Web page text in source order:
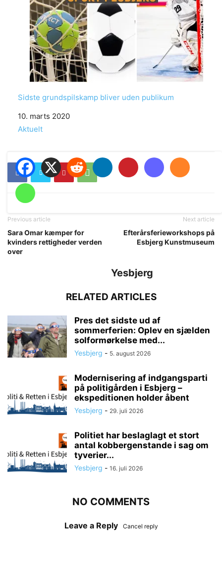
Sidste grundspilskamp bliver uden publikum
Date
10. marts 2020
In relation to
Aktuelt
Previous article
Sara Omar kæmper for
kvinders rettigheder verden
over
Next article
Efterårsferieworkshops på
Esbjerg Kunstmuseum
Yesbjerg
RELATED ARTICLES
Pres det sidste ud af
sommerferien: Oplev en sjælden
solformørkelse med...
Yesbjerg - 5. august 2026
Modernisering af indgangsparti
på politigården i Esbjerg –
ekspeditionen holder åbent
Yesbjerg - 29. juli 2026
Politiet har beslaglagt et stort
antal kobbergenstande i sag om
tyverier...
Yesbjerg - 16. juli 2026
NO COMMENTS
Leave a Reply Cancel reply